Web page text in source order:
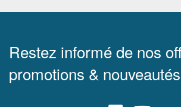
Restez informé de nos
promotions &